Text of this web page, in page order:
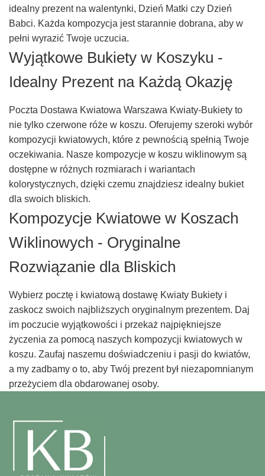
idealny prezent na walentynki, Dzień Matki czy Dzień
Babci. Każda kompozycja jest starannie dobrana, aby w
pełni wyrazić Twoje uczucia.
Wyjątkowe Bukiety w Koszyku -
Idealny Prezent na Każdą Okazję
Poczta Dostawa Kwiatowa Warszawa Kwiaty-Bukiety to
nie tylko czerwone róże w koszu. Oferujemy szeroki wybór
kompozycji kwiatowych, które z pewnością spełnią Twoje
oczekiwania. Nasze kompozycje w koszu wiklinowym są
dostępne w różnych rozmiarach i wariantach
kolorystycznych, dzięki czemu znajdziesz idealny bukiet
dla swoich bliskich.
Kompozycje Kwiatowe w Koszach
Wiklinowych - Oryginalne
Rozwiązanie dla Bliskich
Wybierz pocztę i kwiatową dostawę Kwiaty Bukiety i
zaskocz swoich najbliższych oryginalnym prezentem. Daj
im poczucie wyjątkowości i przekaż najpiękniejsze
życzenia za pomocą naszych kompozycji kwiatowych w
koszu. Zaufaj naszemu doświadczeniu i pasji do kwiatów,
a my zadbamy o to, aby Twój prezent był niezapomnianym
przeżyciem dla obdarowanej osoby.